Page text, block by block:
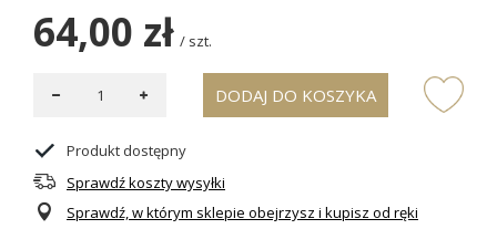
64,00 zł / szt.
DODAJ DO KOSZYKA
Produkt dostępny
Sprawdź koszty wysyłki
Sprawdź, w którym sklepie obejrzysz i kupisz od ręki